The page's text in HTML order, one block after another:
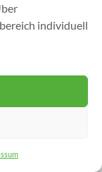
individuell